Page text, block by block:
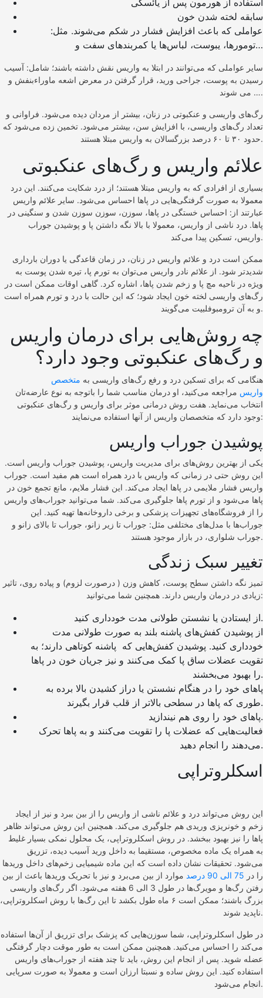
استفاده از هورمون پس از یائسگی
سابقه لخته شدن خون
عواملی که باعث افزایش فشار در شکم می‌شوند. مثل:
تومور‌ها، یبوست، لباس‌ها یا کمربند‌های سفت و…
سایر عواملی که می‌توانند در ابتلا به واریس نقش داشته باشند؛ شامل: آسیب
رسیدن به پوست، جراحی ورید، قرار گرفتن در معرض اشعه ماوراءبنفش و
… می شوند.
رگ‌های واریسی و عنکبوتی در زنان، بیشتر از مردان دیده می‌شود. فراوانی و
تعداد رگ‌های واریسی، با افزایش سن، بیشتر می‌شود. تخمین زده می‌شود که
حدود ۳۰ تا ۶۰ درصد بزرگسالان به واریس مبتلا هستند.
علائم واریس و رگ‌های عنکبوتی
بسیاری از افرادی که به واریس مبتلا هستند؛ از درد شکایت می‌کنند. این درد
معمولا به صورت گرفتگی‌هایی در پاها احساس می‌شود. سایر علائم واریس
عبارتند از: احساس خستگی در پاها، سوزن، سوزن سوزن شدن و سنگینی در
پاها. درد ناشی از واریس، معمولا با بالا نگه داشتن پا و پوشیدن جوراب
واریس، تسکین پیدا می‌کند.
ممکن است درد و علائم واریس در زنان، در زمان قاعدگی یا دوران بارداری
شدیدتر شود. از علائم نادر واریس می‌توان به تورم پا، تیره شدن پوست به
ویژه در ناحیه مچ پا و زخم شدن پاها، اشاره کرد. گاهی اوقات ممکن است در
رگ‌های واریسی لخته خون ایجاد شود؛ که این حالت با درد و تورم همراه است
و به آن ترومبوفلبیت می‌گویند.
چه روش‌هایی برای درمان واریس
و رگ‌های عنکبوتی وجود دارد؟
هنگامی که برای تسکین درد و رفع رگ‌های واریسی به متخصص
واریس مراجعه می‌کنید، او درمان مناسب شما را باتوجه به نوع عارضه‌تان
انتخاب می‌نماید. هفت روش درمانی موثر برای واریس و رگ‌های عنکبوتی
وجود دارد که متخصصان واریس از آنها استفاده می‌نمایند:
پوشیدن جوراب واریس
یکی از بهترین روش‌های برای مدیریت واریس، پوشیدن جوراب واریس است.
این روش حتی در زمانی که واریس با درد همراه است هم مفید است. جوراب
واریس فشار ملایمی در پاها ایجاد می‌کند. این فشار ملایم، مانع تجمع خون در
پاها می‌شود و از تورم پاها جلوگیری می‌کند. شما می‌توانید جوراب‌های واریس
را از فروشگاه‌های تجهیزات پزشکی و برخی داروخانه‌ها تهیه کنید. این
جوراب‌ها با مدل‌های مختلفی مثل: جوراب تا زیر زانو، جوراب تا بالای زانو و
جوراب شلواری، در بازار موجود هستند.
تغییر سبک زندگی
تمیز نگه داشتن سطح پوست، کاهش وزن ( درصورت لزوم) و پیاده روی، تاثیر
زیادی در درمان واریس دارند. همچنین شما می‌توانید:
از ایستادن یا نشستن طولانی مدت خودداری کنید.
از پوشیدن کفش‌های پاشنه بلند به صورت طولانی مدت
خودداری کنید. پوشیدن کفش‌هایی که پاشنه کوتاهی دارند؛ به
تقویت عضلات ساق پا کمک می‌کنند و نیز جریان خون در پاها‌
را بهبود می‌بخشند.
پاهای خود را در هنگام نشستن یا دراز کشیدن بالا برده به
طوری که پاها در سطحی بالاتر از قلب قرار بگیرند.
پاهای خود را روی هم نیندازید.
فعالیت‌هایی که عضلات پا را تقویت می‌کنند و به پاها تحرک
می‌دهند را انجام دهید.
اسکلروتراپی
این روش می‌تواند درد و علائم ناشی از واریس را از بین ببرد و نیز از ایجاد
زخم و خونریزی وریدی هم جلوگیری می‌کند. همچنین این روش می‌تواند ظاهر
پاها را نیز بهبود ببخشد. در روش اسکلروتراپی، یک محلول نمکی بسیار غلیط
به همراه یک ماده مخصوص، مستقیما به داخل ورید آسیب دیده، تزریق
می‌شود. تحقیقات نشان داده است که این ماده شیمیایی زخم‌های داخل ورید‌ها
را در 75 الی 90 درصد
موارد از بین می‌برد و نیز با تحریک ورید‌ها باعث از بین
رفتن رگ‌ها و مویرگ‌ها در طول 3 الی 6 هفته می‌شود. اگر رگ‌های واریسی
بزرگ باشند؛ ممکن است ۶ ماه طول بکشد تا این رگ‌ها با روش اسکلروتراپی،
ناپدید شوند.
در طول اسکلروتراپی، شما سوزن‌هایی که پزشک برای تزریق از آن‌ها استفاده
می‌کند را احساس می‌کنید. همچنین ممکن است به طور موقت دچار گرفتگی
عضله شوید. پس از انجام این روش، باید تا چند هفته از جوراب‌های واریس
استفاده کنید. این روش ساده و نسبتا ارزان است و معمولا به صورت سرپایی
انجام می‌شود.